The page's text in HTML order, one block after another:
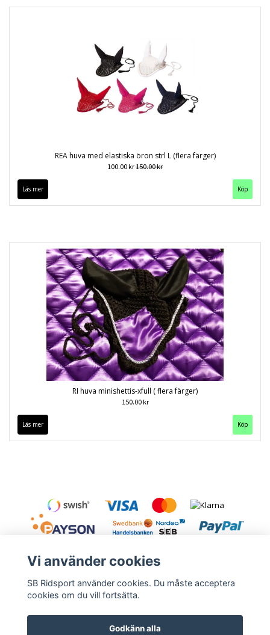
REA huva med elastiska öron strl L (flera färger)
100.00 kr150.00 kr
Läs mer Köp
RI huva minishettis-xfull ( flera färger)
150.00 kr
Läs mer Köp
Vi använder cookies
SB Ridsport använder cookies. Du måste acceptera
cookies om du vill fortsätta.
Godkänn alla